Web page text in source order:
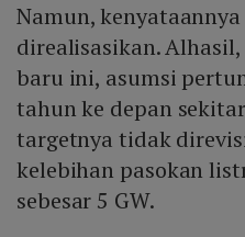
Namun,
direalisasikan.
baru ini, asumsi
tahun ke depan
targetnya tidak
kelebihan pasokan
sebesar 5 GW.